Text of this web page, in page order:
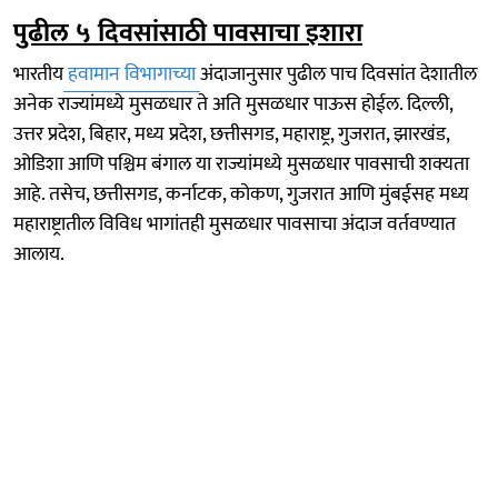
पुढील ५ दिवसांसाठी पावसाचा इशारा
भारतीयहवामान विभागाच्याअंदाजानुसार पुढील पाच दिवसांत देशातील
अनेक राज्यांमध्ये मुसळधार ते अति मुसळधार पाऊस होईल. दिल्ली,
उत्तर प्रदेश, बिहार, मध्य प्रदेश, छत्तीसगड, महाराष्ट्र, गुजरात, झारखंड,
ओडिशा आणि पश्चिम बंगाल या राज्यांमध्ये मुसळधार पावसाची शक्यता
आहे. तसेच, छत्तीसगड, कर्नाटक, कोकण, गुजरात आणि मुंबईसह मध्य
महाराष्ट्रातील विविध भागांतही मुसळधार पावसाचा अंदाज वर्तवण्यात
आलाय.